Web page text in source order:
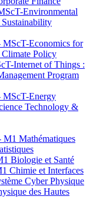
Environmental
Economics for
Climate Policy
Internet of Things :
Program
Energy
Technology &
Mathématiques
Biologie et Santé
Chimie et Interfaces
Cyber Physique
des Hautes